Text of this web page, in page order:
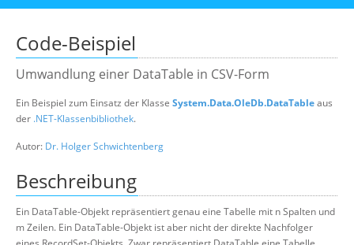
Offene Seminare
Wissen
Über uns
Code-Beispiel
Umwandlung einer DataTable in CSV-Form
Ein Beispiel zum Einsatz der Klasse System.Data.OleDb.DataTableaus
der .NET-Klassenbibliothek.
Autor: Dr. Holger Schwichtenberg
Beschreibung
Ein DataTable-Objekt repräsentiert genau eine Tabelle mit n Spalten und
m Zeilen. Ein DataTable-Objekt ist aber nicht der direkte Nachfolger